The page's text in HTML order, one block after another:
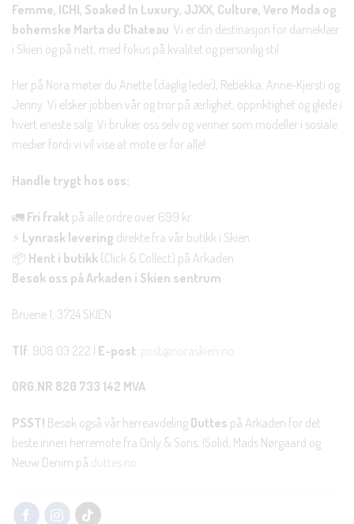
Femme, ICHI, Soaked In Luxury, JJXX, Culture, Vero Moda og
bohemske Marta du Chateau . Vi er din destinasjon for dameklær
i Skien og på nett, med fokus på kvalitet og personlig stil.
Her på Nora møter du Anette (daglig leder), Rebekka, Anne-Kjersti og
Jenny. Vi elsker jobben vår og tror på ærlighet, oppriktighet og glede i
hvert eneste salg. Vi bruker oss selv og venner som modeller i sosiale
medier fordi vi vil vise at mote er for alle!
Handle trygt hos oss:
🚛 Fri frakt på alle ordre over 699 kr.
⚡ Lynrask levering direkte fra vår butikk i Skien.
📦 Hent i butikk (Click & Collect) på Arkaden.
Besøk oss på Arkaden i Skien sentrum
Bruene 1, 3724 SKIEN
Tlf: 908 03 222 | E-post: post@noraskien.no
ORG.NR 820 733 142 MVA
PSST! Besøk også vår herreavdeling Duttes på Arkaden for det
beste innen herremote fra Only & Sons, !Solid, Mads Nørgaard og
Neuw Denim på duttes.no